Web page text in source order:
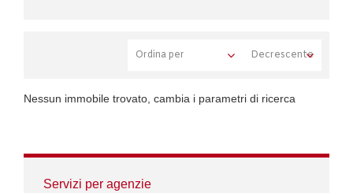
Nessun immobile trovato, cambia i parametri di ricerca
Servizi per agenzie